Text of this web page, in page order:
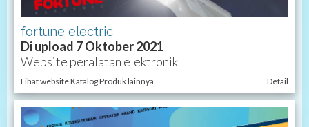
fortune electric
Di upload 7 Oktober 2021
Website peralatan elektronik
Lihat website Katalog Produk lainnya Detail